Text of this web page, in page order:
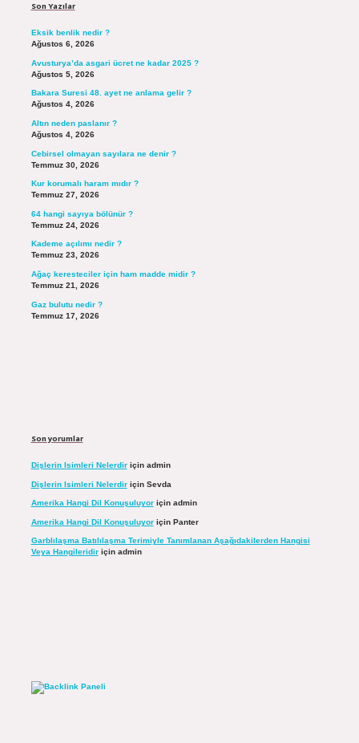
Son Yazılar
Eksik benlik nedir ?
Ağustos 6, 2026
Avusturya’da asgari ücret ne kadar 2025 ?
Ağustos 5, 2026
Bakara Suresi 48. ayet ne anlama gelir ?
Ağustos 4, 2026
Altın neden paslanır ?
Ağustos 4, 2026
Cebirsel olmayan sayılara ne denir ?
Temmuz 30, 2026
Kur korumalı haram mıdır ?
Temmuz 27, 2026
64 hangi sayıya bölünür ?
Temmuz 24, 2026
Kademe açılımı nedir ?
Temmuz 23, 2026
Ağaç keresteciler için ham madde midir ?
Temmuz 21, 2026
Gaz bulutu nedir ?
Temmuz 17, 2026
Son yorumlar
Dişlerin Isimleri Nelerdiriçin admin
Dişlerin Isimleri Nelerdiriçin Sevda
Amerika Hangi Dil Konuşuluyoriçin admin
Amerika Hangi Dil Konuşuluyoriçin Panter
Garblılaşma Batılılaşma Terimiyle Tanımlanan Aşağıdakilerden Hangisi
Veya Hangileridiriçin admin